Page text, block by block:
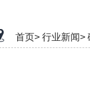
首页> 行业新闻>